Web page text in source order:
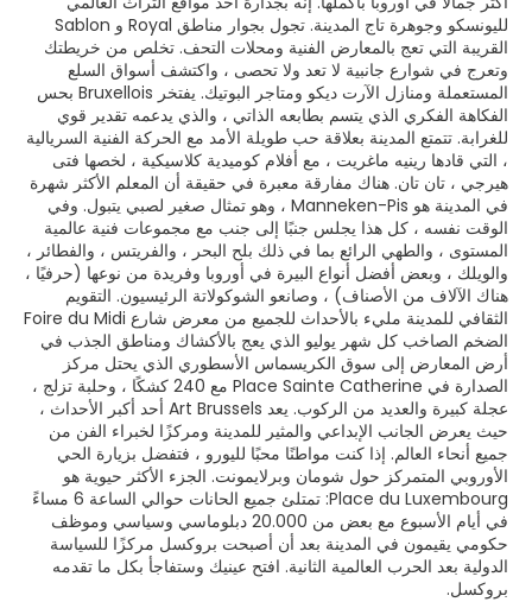
لليونسكو وجوهرة تاج المدينة. تجول بجوار مناطق Royal و Sablon
القريبة التي تعج بالمعارض الفنية ومحلات التحف. تخلص من خريطتك
وتعرج في شوارع جانبية لا تعد ولا تحصى ، واكتشف أسواق السلع
المستعملة ومنازل الآرت ديكو ومتاجر البوتيك. يفتخر Bruxellois بحس
الفكاهة الفكري الذي يتسم بطابعه الذاتي ، والذي يدعمه تقدير قوي
للغرابة. تتمتع المدينة بعلاقة حب طويلة الأمد مع الحركة الفنية السريالية
، التي قادها رينيه ماغريت ، مع أفلام كوميدية كلاسيكية ، لخصها فتى
هيرجي ، تان تان. هناك مفارقة معبرة في حقيقة أن المعلم الأكثر شهرة
في المدينة هو Manneken-Pis ، وهو تمثال صغير لصبي يتبول. وفي
الوقت نفسه ، كل هذا يجلس جنبًا إلى جنب مع مجموعات فنية عالمية
المستوى ، والطهي الرائع بما في ذلك بلح البحر ، والفريتس ، والفطائر ،
والويلك ، وبعض أفضل أنواع البيرة في أوروبا وفريدة من نوعها (حرفيًا ،
هناك الآلاف من الأصناف) ، وصانعو الشوكولاتة الرئيسيون. التقويم
الثقافي للمدينة مليء بالأحداث للجميع من معرض شارع Foire du Midi
الضخم الصاخب كل شهر يوليو الذي يعج بالأكشاك ومناطق الجذب في
أرض المعارض إلى سوق الكريسماس الأسطوري الذي يحتل مركز
الصدارة في Place Sainte Catherine مع 240 كشكًا ، وحلبة تزلج ،
عجلة كبيرة والعديد من الركوب. يعد Art Brussels أحد أكبر الأحداث ،
حيث يعرض الجانب الإبداعي والمثير للمدينة ومركزًا لخبراء الفن من
جميع أنحاء العالم. إذا كنت مواطنًا محبًا لليورو ، فتفضل بزيارة الحي
الأوروبي المتمركز حول شومان وبرلايمونت. الجزء الأكثر حيوية هو
Place du Luxembourg: تمتلئ جميع الحانات حوالي الساعة 6 مساءً
في أيام الأسبوع مع بعض من 20.000 دبلوماسي وسياسي وموظف
حكومي يقيمون في المدينة بعد أن أصبحت بروكسل مركزًا للسياسة
الدولية بعد الحرب العالمية الثانية. افتح عينيك وستفاجأ بكل ما تقدمه
بروكسل.